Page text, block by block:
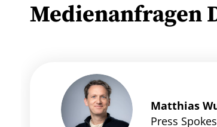
Medienanfragen
Matthias
Press